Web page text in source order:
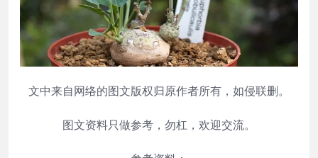
文中来自网络的图文版权归原作者所有，如侵联删。
图文资料只做参考，勿杠，欢迎交流。